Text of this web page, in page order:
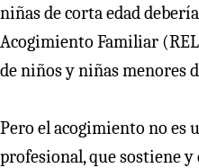
niñas de corta edad
Acogimiento Familiar
de niños y niñas menores
Pero el acogimiento no es
profesional, que sostiene y